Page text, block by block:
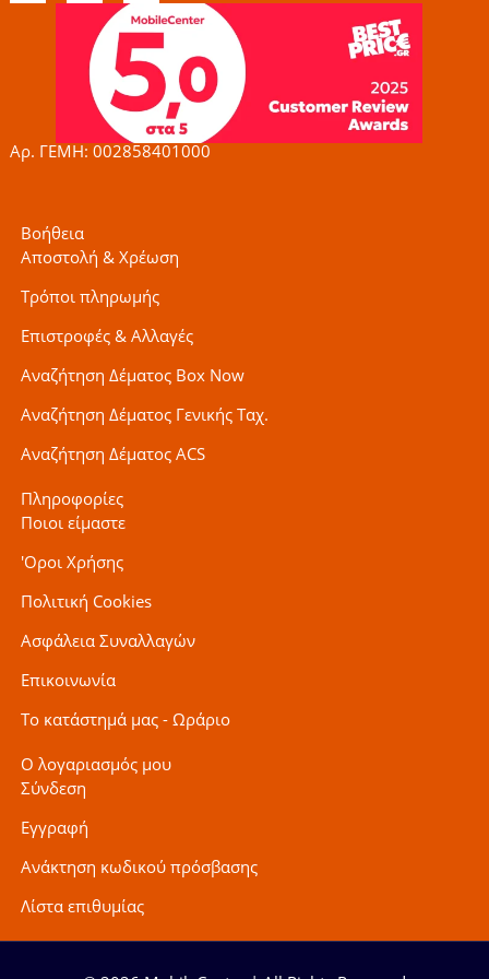
c s
g
r
a
m
t
t
e
r
Αρ. ΓΕΜΗ: 002858401000
Βοήθεια
Αποστολή & Χρέωση
Τρόποι πληρωμής
Επιστροφές & Αλλαγές
Αναζήτηση Δέματος Box Now
Αναζήτηση Δέματος Γενικής Ταχ.
Αναζήτηση Δέματος ACS
Πληροφορίες
Ποιοι είμαστε
'Οροι Χρήσης
Πολιτική Cookies
Ασφάλεια Συναλλαγών
Επικοινωνία
Το κατάστημά μας - Ωράριο
Ο λογαριασμός μου
Σύνδεση
Εγγραφή
Ανάκτηση κωδικού πρόσβασης
Λίστα επιθυμίας